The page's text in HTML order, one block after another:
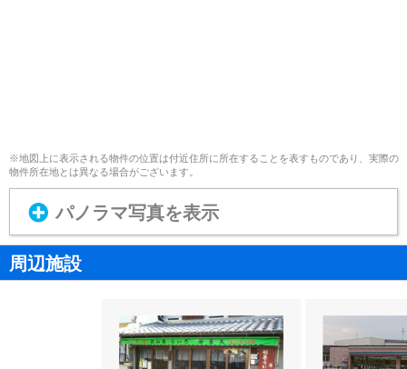
※地図上に表示される物件の位置は付近住所に所在することを表すものであり、実際の
物件所在地とは異なる場合がございます。
パノラマ写真を表示
周辺施設